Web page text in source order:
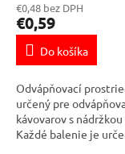
€0,48 bez DPH
€0,59
Do košíka
Odvápňovací
určený pre
kávovarov s
Každé balenie je